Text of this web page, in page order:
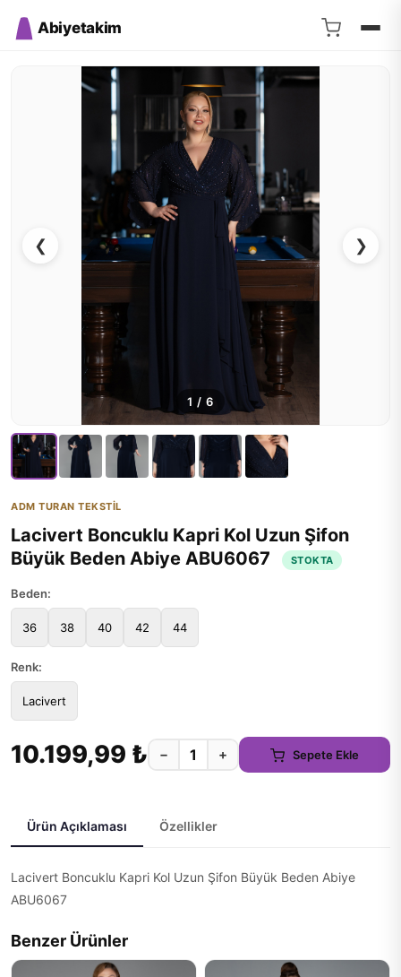
Abiyetakim
❮ ❯
1 / 6
ADM TURAN TEKSTİL
Lacivert Boncuklu Kapri Kol Uzun Şifon
Büyük Beden Abiye ABU6067
STOKTA
Beden:
36 38 40 42 44
Renk:
Lacivert
10.199,99 ₺ − + Sepete Ekle
Ürün Açıklaması Özellikler
Lacivert Boncuklu Kapri Kol Uzun Şifon Büyük Beden Abiye
ABU6067
Benzer Ürünler